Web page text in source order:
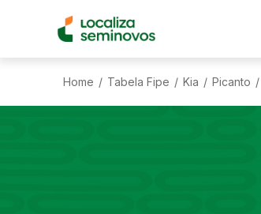
Home / Tabela Fipe / Kia / Picanto /